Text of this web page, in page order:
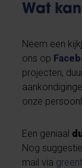
Wat
Neem een
ons op
projecten,
onze
Een geniaal
Nog
mail via